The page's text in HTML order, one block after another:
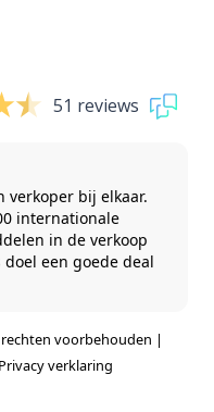
51 reviews
verkoper bij elkaar.
internationale
in de verkoop
een goede deal
voorbehouden |
Privacy verklaring